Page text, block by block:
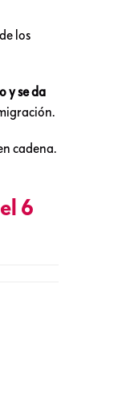
los
y se da
cadena.
6